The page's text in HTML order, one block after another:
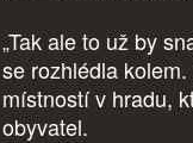
„Tak ale to už by
se rozhlédla
místností v hradu,
obyvatel.